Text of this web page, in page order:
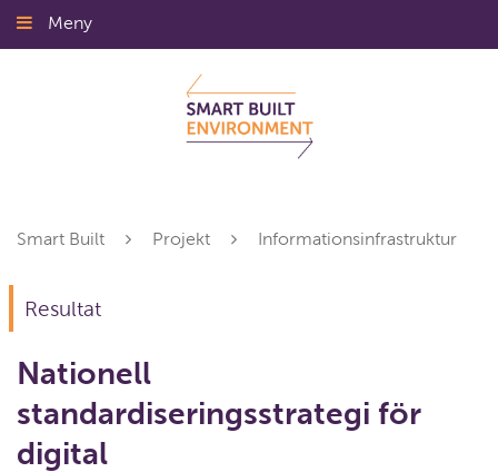
Gå
till
Meny
Smart Built Projekt Informationsinfrastruktur
Resultat
Nationell
standardiseringsstrategi för
digital